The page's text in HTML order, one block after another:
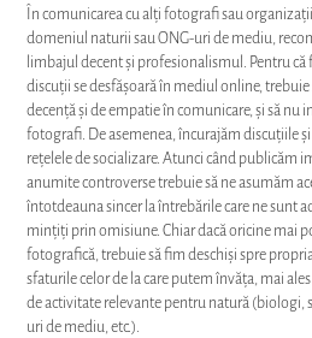
În comunicarea cu alți fotografi sau
domeniul naturii sau ONG-uri de mediu,
limbajul decent și profesionalismul. Pentru
discuții se desfășoară în mediul online,
decență și de empatie în comunicare, și să nu
fotografi. De asemenea, încurajăm discuțiile
rețelele de socializare. Atunci când publicăm
anumite controverse trebuie să ne asumăm
întotdeauna sincer la întrebările care ne sunt
mințiți prin omisiune. Chiar dacă oricine mai
fotografică, trebuie să fim deschiși spre
sfaturile celor de la care putem învăța, mai
de activitate relevante pentru natură (biologi,
uri de mediu, etc.).